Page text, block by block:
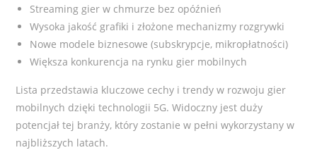
Streaming gier w chmurze bez opóźnień
Wysoka jakość grafiki i złożone mechanizmy rozgrywki
Nowe modele biznesowe (subskrypcje, mikropłatności)
Większa konkurencja na rynku gier mobilnych
Lista przedstawia kluczowe cechy i trendy w rozwoju gier
mobilnych dzięki technologii 5G. Widoczny jest duży
potencjał tej branży, który zostanie w pełni wykorzystany w
najbliższych latach.